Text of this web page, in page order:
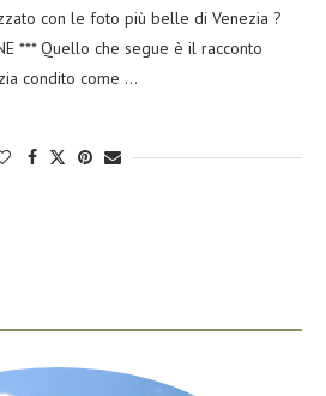
con le foto più belle di Venezia ?
*** Quello che segue è il racconto
condito come …